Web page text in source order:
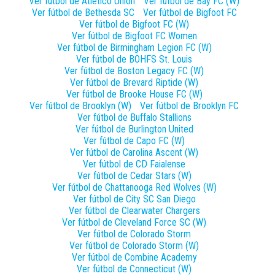
Ver fútbol de Bethesda SC Ver fútbol de Bigfoot FC
Ver fútbol de Bigfoot FC (W)
Ver fútbol de Bigfoot FC Women
Ver fútbol de Birmingham Legion FC (W)
Ver fútbol de BOHFS St. Louis
Ver fútbol de Boston Legacy FC (W)
Ver fútbol de Brevard Riptide (W)
Ver fútbol de Brooke House FC (W)
Ver fútbol de Brooklyn (W) Ver fútbol de Brooklyn FC
Ver fútbol de Buffalo Stallions
Ver fútbol de Burlington United
Ver fútbol deCapo FC (W)
Ver fútbol deCarolina Ascent (W)
Ver fútbol deCD Faialense
Ver fútbol de Cedar Stars (W)
Ver fútbol de Chattanooga Red Wolves (W)
Ver fútbol de City SC San Diego
Ver fútbol de Clearwater Chargers
Ver fútbol deCleveland Force SC (W)
Ver fútbol deColorado Storm
Ver fútbol deColorado Storm (W)
Ver fútbol de Combine Academy
Ver fútbol deConnecticut (W)